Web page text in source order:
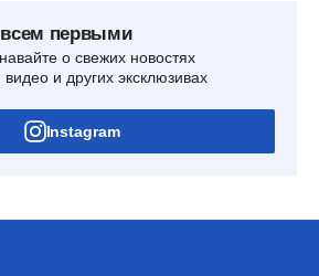
всем первыми
о свежих новостях
и других эксклюзивах
Instagram